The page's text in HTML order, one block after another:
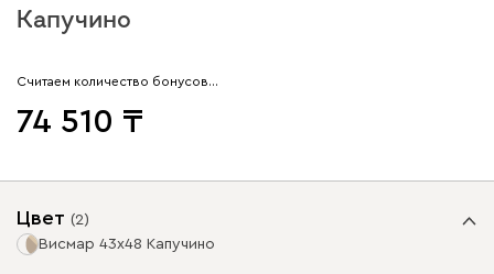
Капучино
Считаем количество бонусов…
74 510
Цвет (2)
Висмар 43x48 Капучино